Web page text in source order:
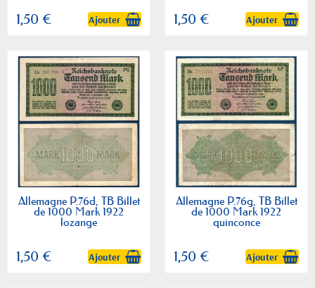
1,50 € Ajouter 1,50 € Ajouter
Allemagne P.76d, TB Billet
de 1000 Mark 1922
lozange
1,50 € Ajouter
Allemagne P.76g, TB Billet
de 1000 Mark 1922
quinconce
1,50 € Ajouter